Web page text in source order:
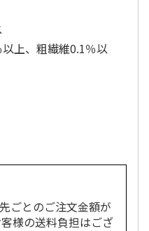
タルコーン
るボーン型 S
おに…
上、粗繊維0.1％以
ごとのご注文金額が
様の送料負担はござ